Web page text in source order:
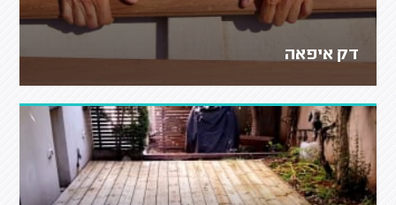
דק איפאה